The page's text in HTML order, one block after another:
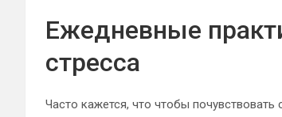
Ежедневные
стресса
Часто кажется, что чтобы